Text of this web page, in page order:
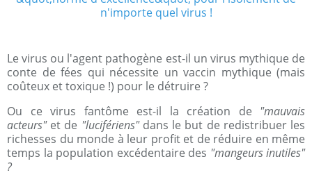
Le virus ou l'agent pathogène est-il un virus mythique de
conte de fées qui nécessite un vaccin mythique (mais
coûteux et toxique !) pour le détruire ?
Ou ce virus fantôme est-il la création de "mauvais
acteurs"et de "lucifériens"dans le but de redistribuer les
richesses du monde à leur profit et de réduire en même
temps la population excédentaire des "mangeurs inutiles"
?